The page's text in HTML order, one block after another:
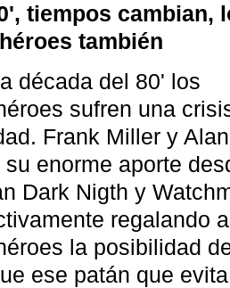
tiempos cambian,
también
década del 80' los
sufren una
Frank Miller y
su enorme aporte
Dark Nigth y
regalando
la posibilidad
ese patán que